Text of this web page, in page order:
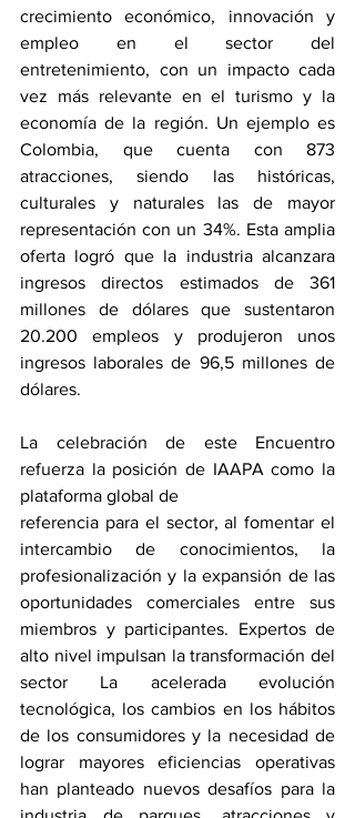
crecimiento económico, innovación y
empleo en el sector del
entretenimiento, con un impacto cada
vez más relevante en el turismo y la
economía de la región. Un ejemplo es
Colombia, que cuenta con 873
atracciones, siendo las históricas,
culturales y naturales las de mayor
representación con un 34%. Esta amplia
oferta logró que la industria alcanzara
ingresos directos estimados de 361
millones de dólares que sustentaron
20.200 empleos y produjeron unos
ingresos laborales de 96,5 millones de
dólares.
La celebración de este Encuentro
refuerza la posición de IAAPA como la
plataforma global de
referencia para el sector, al fomentar el
intercambio de conocimientos, la
profesionalización y la expansión de las
oportunidades comerciales entre sus
miembros y participantes. Expertos de
alto nivel impulsan la transformación del
sector La acelerada evolución
tecnológica, los cambios en los hábitos
de los consumidores y la necesidad de
lograr mayores eficiencias operativas
han planteado nuevos desafíos para la